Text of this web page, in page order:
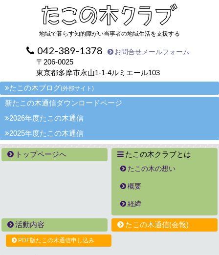
地域で暮らす知的障がい当事者の地域生活を支援する
042-389-1378 お問合せメールフォーム
〒206-0025
東京都多摩市永山1-1-4ルミエール103
たこの木ブログ(外部サイト)
新たこの木通信ダウンロードページ
2026年度たこの木通信
2025年度たこの木通信
トップページへ たこの木クラブとは
たこの木の想い
概要
経緯
活動内容 たこの木通信(会報)
PDF版たこの木通信申し込み